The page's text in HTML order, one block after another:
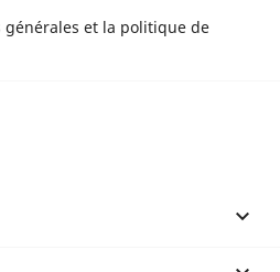
générales et la politique de
